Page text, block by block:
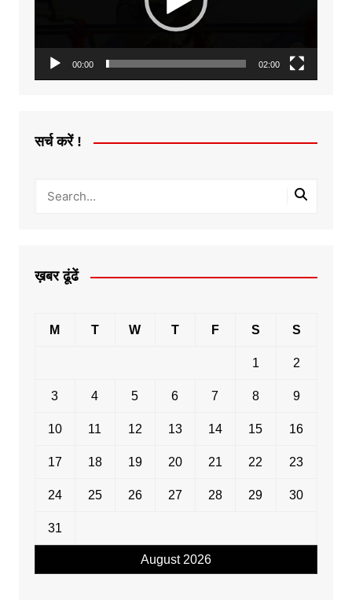
00:00 02:00
सर्च करें !
ख़बर ढूंढें
August 2026
M T W T F S S
1 2
3 4 5 6 7 8 9
10 11 12 13 14 15 16
17 18 19 20 21 22 23
24 25 26 27 28 29 30
31